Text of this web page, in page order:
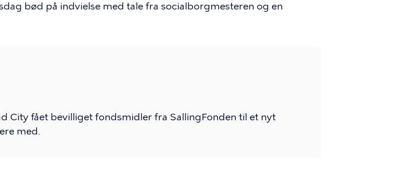
bød på indvielse med tale fra socialborgmesteren og en
City fået bevilliget fondsmidler fra SallingFonden til et nyt
med.